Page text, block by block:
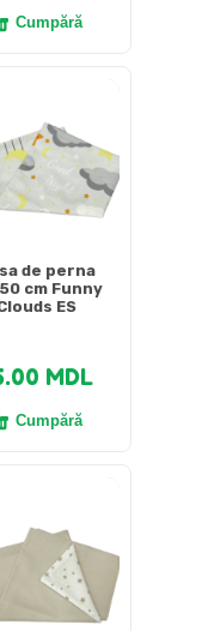
Cumpără
de perna
cm Funny
ES
MDL
Cumpără